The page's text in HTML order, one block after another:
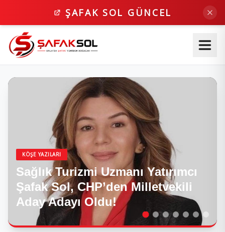
ŞAFAK SOL GÜNCEL
KÖŞE YAZILARI
Sağlık Turizmi Uzmanı Yatırımcı
Şafak Sol, CHP’den Milletvekili
Aday Adayı Oldu!